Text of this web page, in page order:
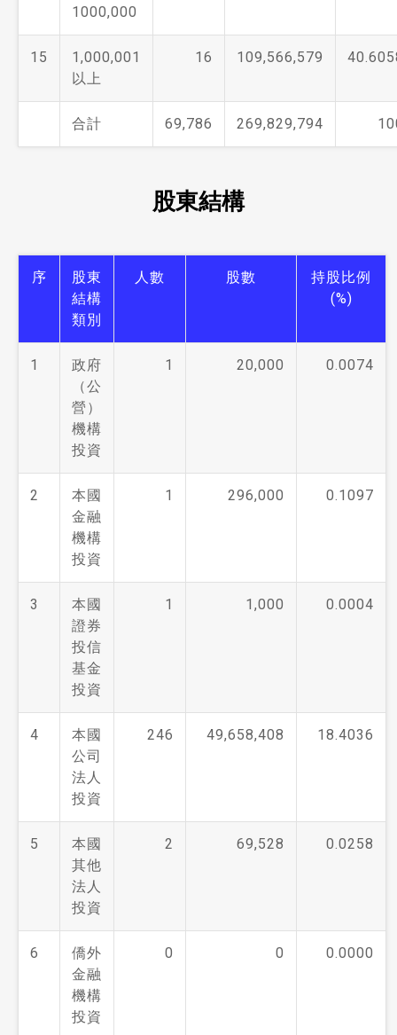
1000,000
15
1,000,001
以上
16 109,566,579
合計 69,786 269,829,794
股東結構
序
股東
結構
類別
人數 股數
持股比例
(%)
1
政府
（公
營）
機構
投資
1 20,000 0.0074
2
本國
金融
機構
投資
1 296,000 0.1097
3
本國
證券
投信
基金
投資
1 1,000 0.0004
4
本國
公司
法人
投資
246 49,658,408 18.4036
5
本國
其他
法人
投資
2 69,528 0.0258
6
僑外
金融
機構
投資
0 0 0.0000